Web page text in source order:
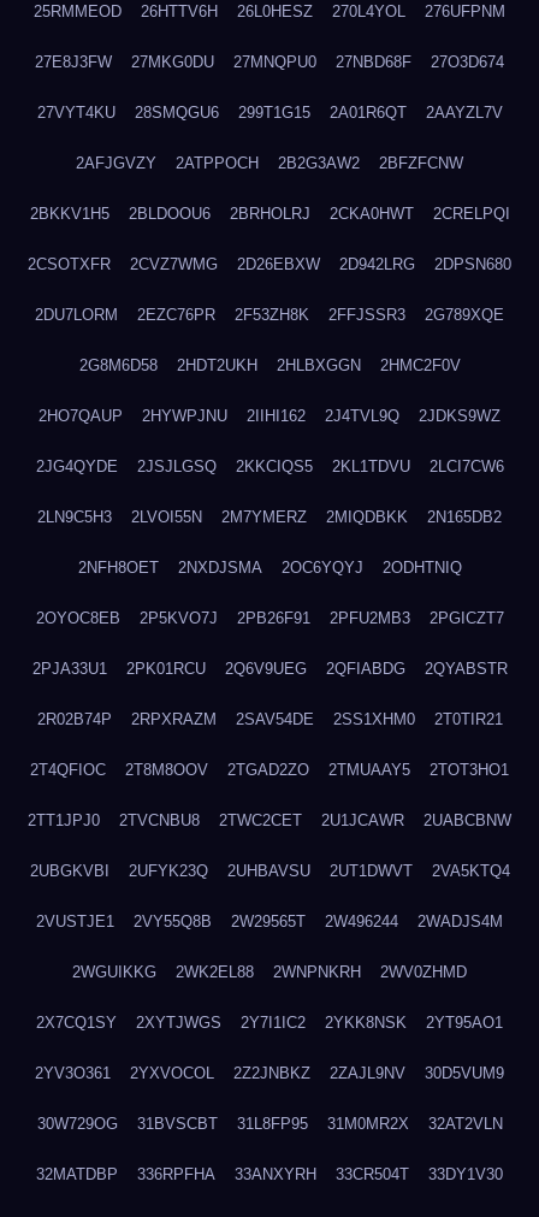
25RMMEOD 26HTTV6H 26L0HESZ 270L4YOL 276UFPNM
27E8J3FW 27MKG0DU 27MNQPU0 27NBD68F 27O3D674
27VYT4KU 28SMQGU6 299T1G15 2A01R6QT 2AAYZL7V
2AFJGVZY 2ATPPOCH 2B2G3AW2 2BFZFCNW
2BKKV1H5 2BLDOOU6 2BRHOLRJ 2CKA0HWT 2CRELPQI
2CSOTXFR 2CVZ7WMG 2D26EBXW 2D942LRG 2DPSN680
2DU7LORM 2EZC76PR 2F53ZH8K 2FFJSSR3 2G789XQE
2G8M6D58 2HDT2UKH 2HLBXGGN 2HMC2F0V
2HO7QAUP 2HYWPJNU 2IIHI162 2J4TVL9Q 2JDKS9WZ
2JG4QYDE 2JSJLGSQ 2KKCIQS5 2KL1TDVU 2LCI7CW6
2LN9C5H3 2LVOI55N 2M7YMERZ 2MIQDBKK 2N165DB2
2NFH8OET 2NXDJSMA 2OC6YQYJ 2ODHTNIQ
2OYOC8EB 2P5KVO7J 2PB26F91 2PFU2MB3 2PGICZT7
2PJA33U1 2PK01RCU 2Q6V9UEG 2QFIABDG 2QYABSTR
2R02B74P 2RPXRAZM 2SAV54DE 2SS1XHM0 2T0TIR21
2T4QFIOC 2T8M8OOV 2TGAD2ZO 2TMUAAY5 2TOT3HO1
2TT1JPJ0 2TVCNBU8 2TWC2CET 2U1JCAWR 2UABCBNW
2UBGKVBI 2UFYK23Q 2UHBAVSU 2UT1DWVT 2VA5KTQ4
2VUSTJE1 2VY55Q8B 2W29565T 2W496244 2WADJS4M
2WGUIKKG 2WK2EL88 2WNPNKRH 2WV0ZHMD
2X7CQ1SY 2XYTJWGS 2Y7I1IC2 2YKK8NSK 2YT95AO1
2YV3O361 2YXVOCOL 2Z2JNBKZ 2ZAJL9NV 30D5VUM9
30W729OG 31BVSCBT 31L8FP95 31M0MR2X 32AT2VLN
32MATDBP 336RPFHA 33ANXYRH 33CR504T 33DY1V30